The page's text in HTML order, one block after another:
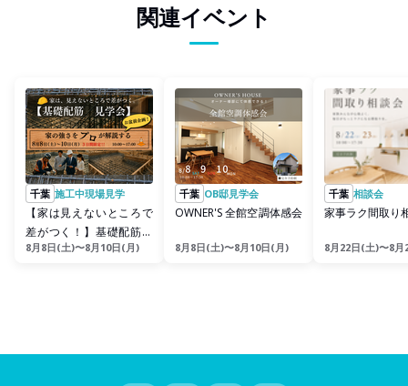
関連イベント
千葉 施工中現場見学
【家は見えないところで
差がつく！】基礎配筋見
学会
8月8日(土)〜8月10日(月)
千葉 OB邸見学会
OWNER'S 全館空調体感会
8月8日(土)〜8月10日(月)
千葉 相談会
家事ラク間取り
8月22日(土)〜8月